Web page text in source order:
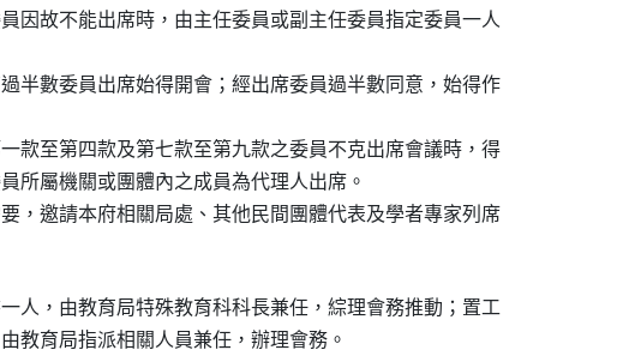
因故不能出席時，由主任委員或副主任委員指定委員一人
半數委員出席始得開會；經出席委員過半數同意，始得作
款至第四款及第七款至第九款之委員不克出席會議時，得
所屬機關或團體內之成員為代理人出席。
，邀請本府相關局處、其他民間團體代表及學者專家列席
人，由教育局特殊教育科科長兼任，綜理會務推動；置工
教育局指派相關人員兼任，辦理會務。